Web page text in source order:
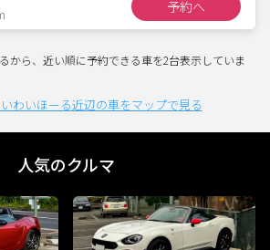
予約へ
ら、近い順に予約できる車を2台表示していま
わいほーる近辺の車をマップで見る
人気のクルマ